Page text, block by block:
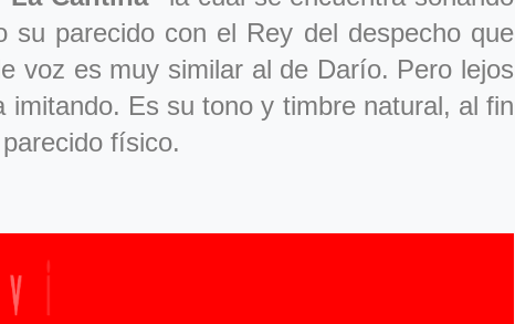
parecido con el Rey del despecho que
voz es muy similar al de Darío. Pero lejos
Es su tono y timbre natural, al fin
físico.